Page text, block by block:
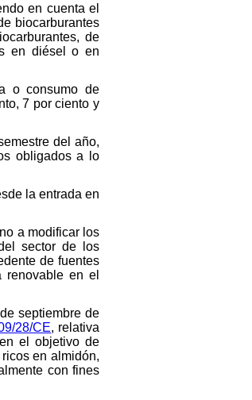
en cuenta el
biocarburantes
de
en diésel o en
o consumo de
7 por ciento y
del año,
obligados a lo
la entrada en
a modificar los
sector de los
de fuentes
renovable en el
septiembre de
28/CE, relativa
el objetivo de
en almidón,
con fines